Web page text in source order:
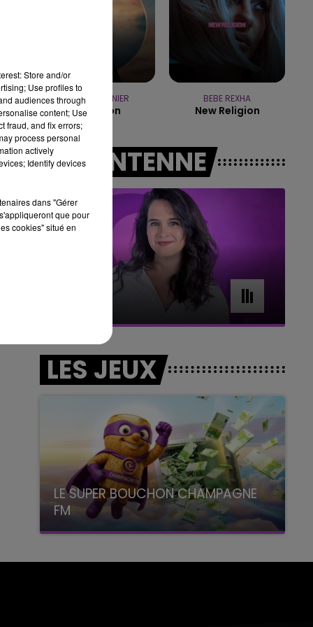
7h00 - 11h00
BEST OF
PIERRE GARNIER
L'horizon
BEBE REXHA
New Religion
A L'ANTENNE
Le week-end Champagne FM
LES JEUX
LE SUPER BOUCHON CHAMPAGNE
FM
avec La Famille Champagne FM, à 8H10
Store and/or
Use profiles to
audiences through
content; Use
fraud, and fix errors;
process personal
actively
Identify devices
dans "Gérer
que pour
cookies" situé en